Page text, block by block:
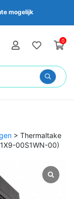
mogelijk
0
> Thermaltake
00S1WN-00)